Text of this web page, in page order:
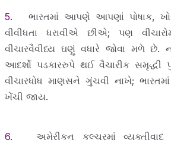
5. ભારતમાં આપણે આપણાં પોષાક,
વીવીધતા ધરાવીએ છીએ; પણ
વીચારવૈવીધ્ય ઘણું વધારે જોવા મળે છે.
આદર્શો પડકારરુપે થઈ વૈચારીક સમૃદ્ધી
વીચારધોધ માણસને ગુંચવી નાખે;
ખેંચી જાય.
6. અમેરીકન કલ્ચરમાં વ્યક્તીવાદ